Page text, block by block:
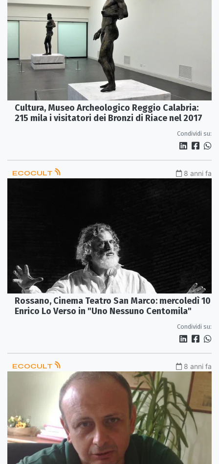
Cultura, Museo Archeologico Reggio Calabria:
215 mila i visitatori dei Bronzi di Riace nel 2017
Condividi su:
ECOCULT 8 anni fa
Rossano, Cinema Teatro San Marco: mercoledì 10
Enrico Lo Verso in "Uno Nessuno Centomila"
Condividi su:
ECOCULT 8 anni fa